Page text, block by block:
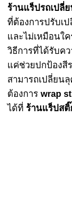
ร้านแร็ปรถเปลี่
ที่ต้องการปรับเ
และไม่เหมือนใ
วิธีการที่ได้รับค
แค่ช่วยปกป้องสี
สามารถเปลี่ยน
ต้องการ wrap
ได้ที่ ร้านแร็ปสติ๊